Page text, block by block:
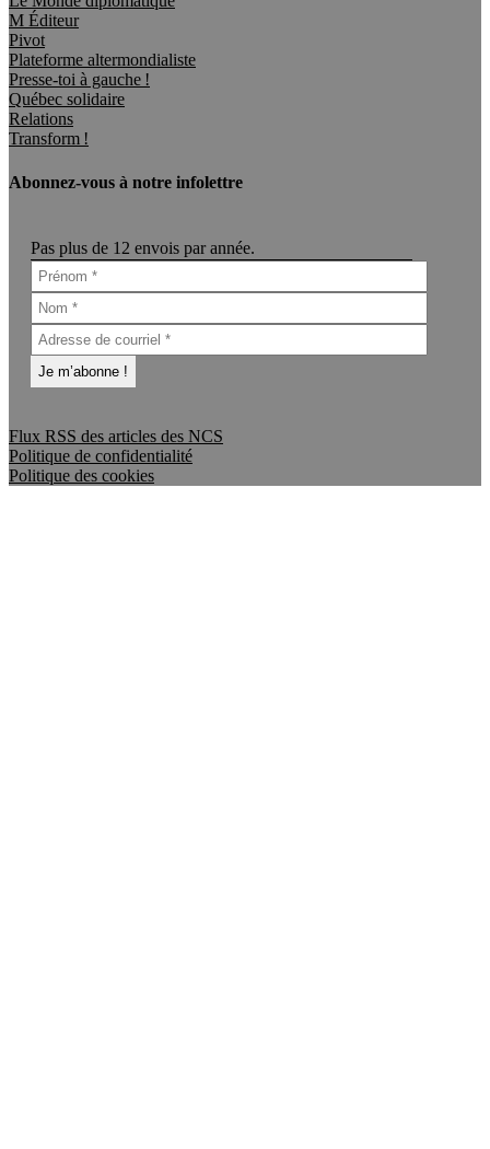
M Éditeur
Pivot
Plateforme altermondialiste
Presse-toi à gauche !
Québec solidaire
Relations
Transform !
Abonnez-vous à notre infolettre
Pas plus de 12 envois par année.
Flux RSS des articles des NCS
Politique de confidentialité
Politique des cookies